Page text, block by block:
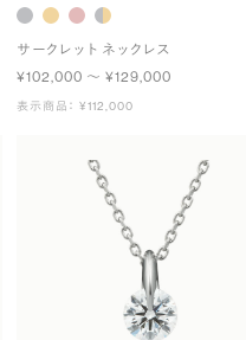
サークレット ネックレス
¥102,000 〜 ¥129,000
表示商品： ¥112,000